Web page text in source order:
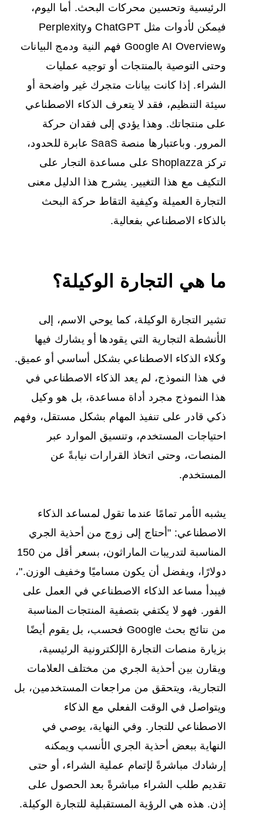
الرئيسية وتحسين محركات البحث. أما اليوم،
فيمكن لأدوات مثل ChatGPT وPerplexity
وGoogle AI Overview فهم النية ودمج البيانات
وحتى التوصية بالمنتجات أو توجيه عمليات
الشراء. إذا كانت بيانات متجرك غير واضحة أو
سيئة التنظيم، فقد لا يتعرف الذكاء الاصطناعي
على منتجاتك. وهذا يؤدي إلى فقدان حركة
المرور. وباعتبارها منصة SaaS عابرة للحدود،
تركز Shoplazza على مساعدة التجار على
التكيف مع هذا التغيير. يشرح هذا الدليل معنى
التجارة العميلة وكيفية التقاط حركة البحث
بالذكاء الاصطناعي بفعالية.
ما هي التجارة الوكيلة؟
تشير التجارة الوكيلة، كما يوحي الاسم، إلى
الأنشطة التجارية التي يقودها أو يشارك فيها
وكلاء الذكاء الاصطناعي بشكل أساسي أو عميق.
في هذا النموذج، لم يعد الذكاء الاصطناعي في
هذا النموذج مجرد أداة مساعدة، بل هو وكيل
ذكي قادر على تنفيذ المهام بشكل مستقل، وفهم
احتياجات المستخدم، وتنسيق الموارد عبر
المنصات، وحتى اتخاذ القرارات نيابةً عن
المستخدم.
يشبه الأمر تمامًا عندما تقول لمساعد الذكاء
الاصطناعي: "أحتاج إلى زوج من أحذية الجري
المناسبة لتدريبات الماراثون، بسعر أقل من 150
دولارًا، ويفضل أن يكون مساميًا وخفيف الوزن."،
فيبدأ مساعد الذكاء الاصطناعي في العمل على
الفور. فهو لا يكتفي بتصفية المنتجات المناسبة
من نتائج بحث Google فحسب، بل يقوم أيضًا
بزيارة منصات التجارة الإلكترونية الرئيسية،
ويقارن بين أحذية الجري من مختلف العلامات
التجارية، ويتحقق من مراجعات المستخدمين، بل
ويتواصل في الوقت الفعلي مع الذكاء
الاصطناعي للتجار. وفي النهاية، يوصي في
النهاية ببعض أحذية الجري الأنسب ويمكنه
إرشادك مباشرةً لإتمام عملية الشراء، أو حتى
تقديم طلب الشراء مباشرةً بعد الحصول على
إذن. هذه هي الرؤية المستقبلية للتجارة الوكيلة.